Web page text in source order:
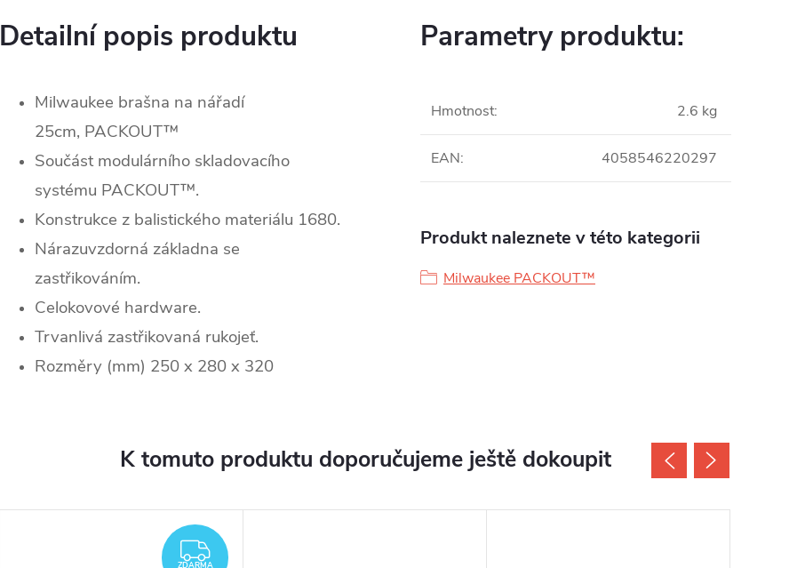
Detailní popis produktu
Milwaukee brašna na nářadí
25cm, PACKOUT™
Součást modulárního skladovacího
systému PACKOUT™.
Konstrukce z balistického materiálu 1680.
Nárazuvzdorná základna se
zastřikováním.
Celokovové hardware.
Trvanlivá zastřikovaná rukojeť.
Rozměry (mm) 250 x 280 x 320
Parametry produktu:
Hmotnost: 2.6 kg
EAN: 4058546220297
Produkt naleznete v této kategorii
Milwaukee PACKOUT™
K tomuto produktu doporučujeme ještě dokoupit
ZDARMA
ZDARMA